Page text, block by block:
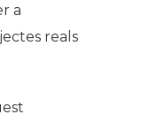
a
reals